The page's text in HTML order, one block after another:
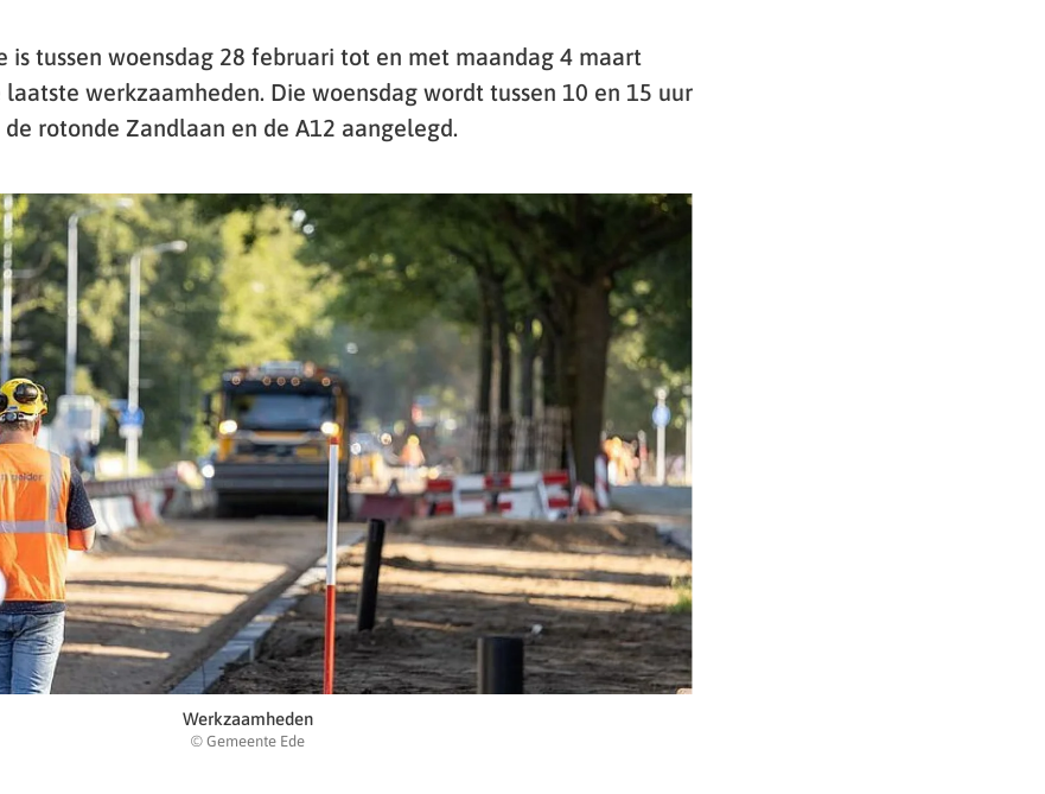
is tussen woensdag 28 februari tot en met maandag 4 maart
werkzaamheden. Die woensdag wordt tussen 10 en 15 uur
rotonde Zandlaan en de A12 aangelegd.
Werkzaamheden
© Gemeente Ede